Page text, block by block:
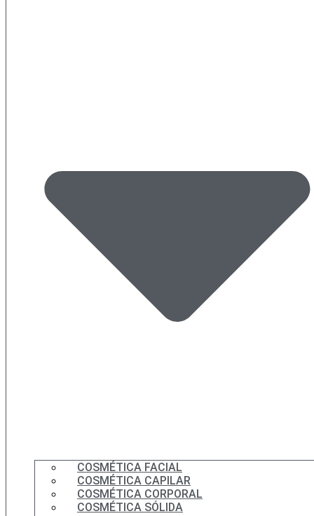
COSMÉTICA FACIAL
COSMÉTICA CAPILAR
COSMÉTICA CORPORAL
COSMÉTICA SÓLIDA